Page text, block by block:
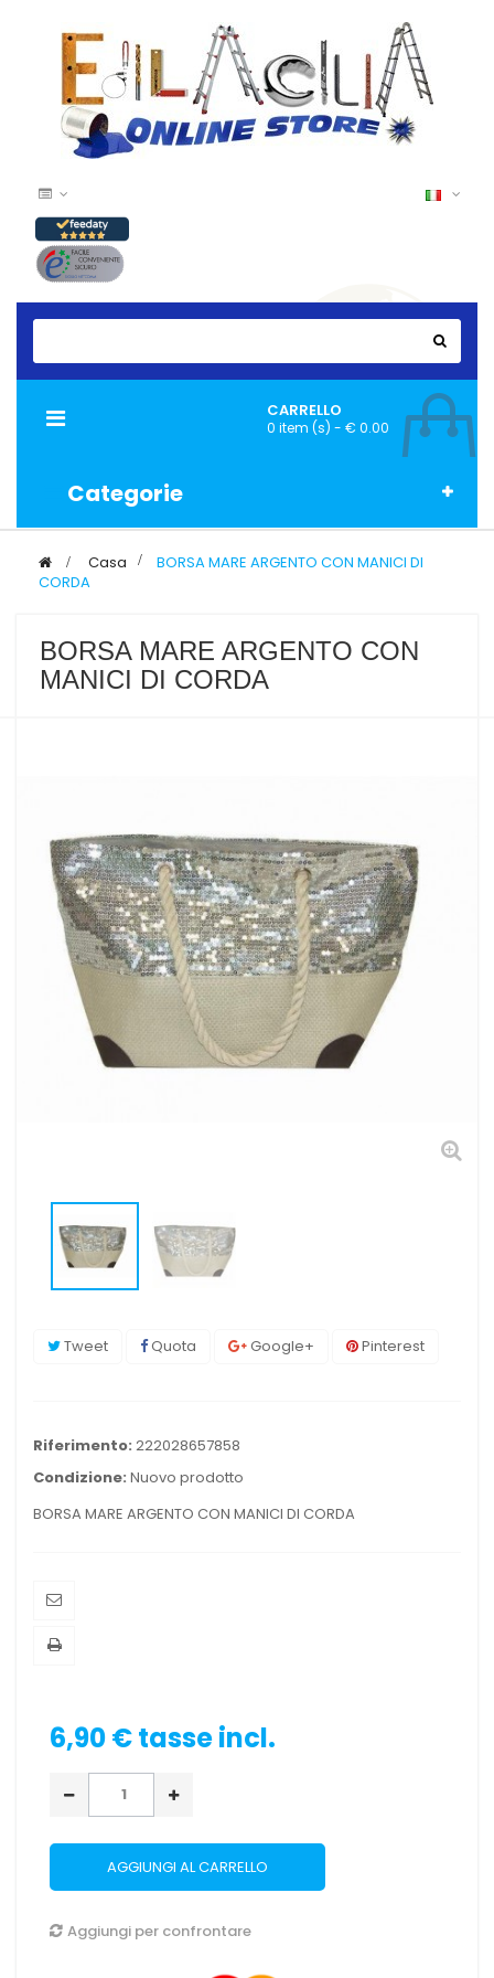
CARRELLO
0 item (s) - € 0.00
Categorie
Navigazione
> Casa >
BORSA MARE ARGENTO CON MANICI DI
CORDA
BORSA MARE ARGENTO CON
MANICI DI CORDA
Tweet Quota Google+ Pinterest
Riferimento: 222028657858
Condizione: Nuovo prodotto
BORSA MARE ARGENTO CON MANICI DI CORDA
6,90 €tasse incl.
AGGIUNGI AL CARRELLO
Aggiungi per confrontare